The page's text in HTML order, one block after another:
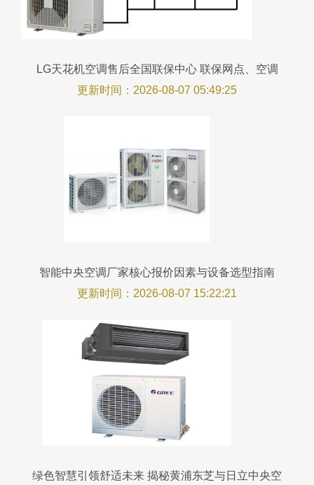
LG天花机空调售后全国联保中心 联保网点、空调
报修与优质服务解析
更新时间：2026-08-07 05:49:25
智能中央空调厂家核心报价因素与设备选型指南
——当下是否能‘一线多机’联控安装改造 真的实用
更新时间：2026-08-07 15:22:21
绿色智慧引领舒适未来 揭秘黄浦东芝与日立中央空